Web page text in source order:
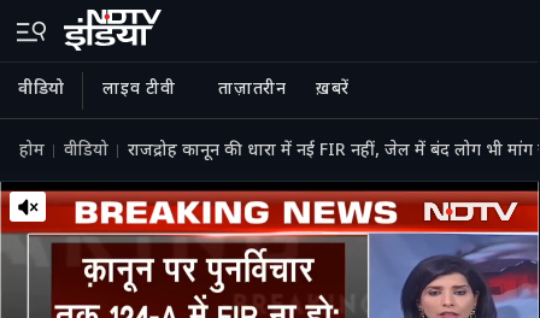
वीडियो लाइव टीवी ताज़ातरीन ख़बरें
होम वीडियो राजद्रोह कानून की धारा में नई FIR नहीं, जेल में बंद लोग भी